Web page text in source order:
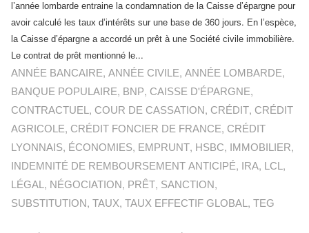
l’année lombarde entraine la condamnation de la Caisse d’épargne pour
avoir calculé les taux d’intérêts sur une base de 360 jours. En l’espèce,
la Caisse d’épargne a accordé un prêt à une Société civile immobilière.
Le contrat de prêt mentionné le...
ANNÉE BANCAIRE,ANNÉE CIVILE,ANNÉE LOMBARDE,
BANQUE POPULAIRE, BNP, CAISSE D'ÉPARGNE,
CONTRACTUEL, COUR DE CASSATION, CRÉDIT, CRÉDIT
AGRICOLE, CRÉDIT FONCIER DE FRANCE, CRÉDIT
LYONNAIS, ÉCONOMIES, EMPRUNT, HSBC, IMMOBILIER,
INDEMNITÉ DE REMBOURSEMENT ANTICIPÉ, IRA, LCL,
LÉGAL, NÉGOCIATION, PRÊT, SANCTION,
SUBSTITUTION,TAUX,TAUX EFFECTIF GLOBAL,TEG